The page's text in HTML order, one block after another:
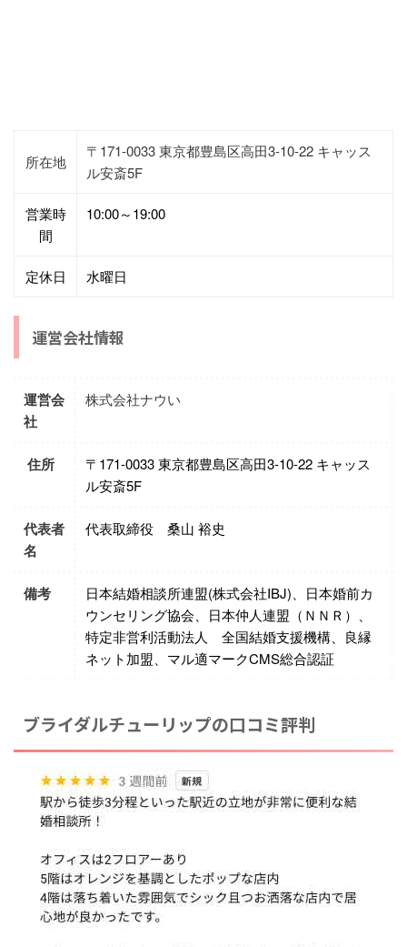
所在地
〒171-0033 東京都豊島区高田3-10-22 キャッス
ル安斎5F
営業時
間
10:00～19:00
定休日 水曜日
運営会社情報
運営会
社
株式会社ナウい
住所
〒171-0033 東京都豊島区高田3-10-22 キャッス
ル安斎5F
代表者
名
代表取締役 桑山 裕史
備考
日本結婚相談所連盟(株式会社IBJ)、日本婚前カ
ウンセリング協会、日本仲人連盟（ＮＮＲ）、
特定非営利活動法人 全国結婚支援機構、良縁
ネット加盟、マル適マークCMS総合認証
ブライダルチューリップの口コミ評判